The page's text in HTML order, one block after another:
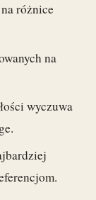
różnice
na
wyczuwa